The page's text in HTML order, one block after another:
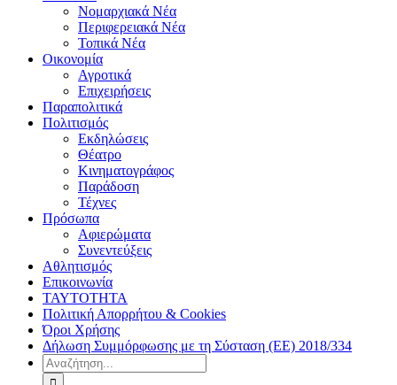
Νομαρχιακά Νέα
Περιφερειακά Νέα
Τοπικά Νέα
Οικονομία
Αγροτικά
Επιχειρήσεις
Παραπολιτικά
Πολιτισμός
Εκδηλώσεις
Θέατρο
Κινηματογράφος
Παράδοση
Τέχνες
Πρόσωπα
Αφιερώματα
Συνεντεύξεις
Αθλητισμός
Επικοινωνία
ΤΑΥΤΟΤΗΤΑ
Πολιτική Απορρήτου & Cookies
Όροι Χρήσης
Δήλωση Συμμόρφωσης με τη Σύσταση (ΕΕ) 2018/334
Αναζήτηση
για: